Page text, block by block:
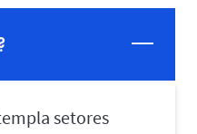
setores